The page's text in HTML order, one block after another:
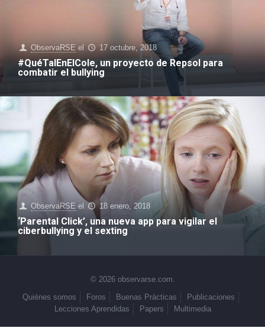
ObservaRSE el 17 octubre, 2018
#QuéTalEnElCole, un proyecto de Repsol para
combatir el bullying
ObservaRSE el 18 enero, 2018
‘Parental Click’, una nueva app para vigilar el
ciberbullying y el sexting
© 2026 observarse.com.
Quiénes somos
Foros Buenas Prácticas
Publicaciones
Lecciones Aprendidas
Papers Multimedia